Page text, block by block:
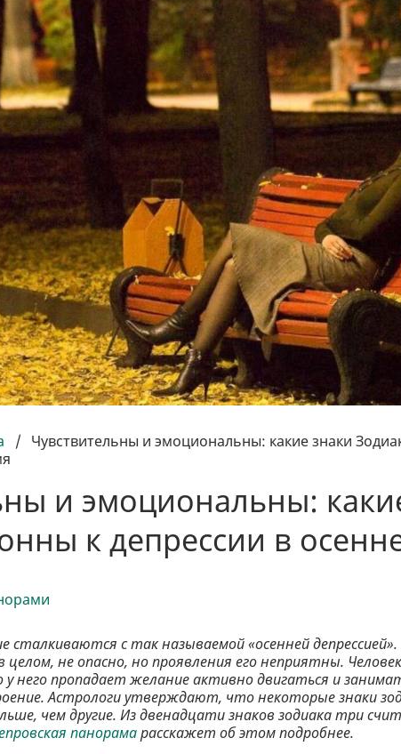
/ Чувствительны и эмоциональны: какие знаки
и эмоциональны:
к депрессии в
сталкиваются с так называемой «осенней
целом, не опасно, но проявления его неприятны.
него пропадает желание активно двигаться и
Астрологи утверждают, что некоторые знаки
чем другие. Из двенадцати знаков зодиака три
панорамарасскажет об этом подробнее.